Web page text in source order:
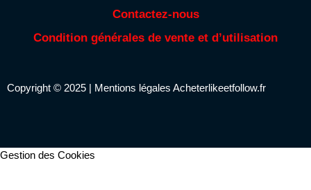
Contactez-nous
Condition générales de vente et d’utilisation
Copyright © 2025 | Mentions légales Acheterlikeetfollow.fr
Gestion des Cookies